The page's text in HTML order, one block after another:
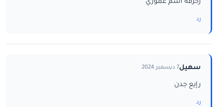
زخرفة اسم عموري
رد
سهيل7 ديسمبر 2024
رإيع جدن
رد